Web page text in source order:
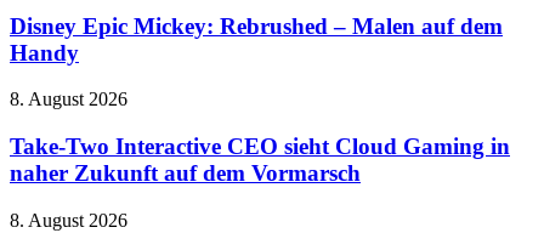
Old
Fashioned
neuen
Mickey:
Rebrushed
–
auf
Handy
Disney Epic Mickey: Rebrushed – Malen auf dem
Handy
Take-
Interactive
CEO
sieht
Gaming
8. August 2026
Take-Two Interactive CEO sieht Cloud Gaming in
naher Zukunft auf dem Vormarsch
LEGO
8. August 2026